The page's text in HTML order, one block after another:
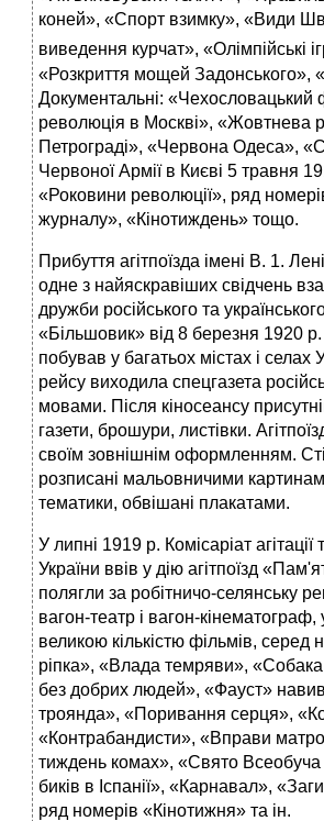
коней», «Спорт взимку», «Види
виведення курчат», «Олімпійські
«Розкриття мощей Задонського»,
Документальні:
революція в Москві», «Жовтнева
Петрограді», «Червона Одеса»,
Червоної Армії в Києві 5 травня
«Роковини революції», ряд
журналу», «Кінотиждень» тощо.
Прибуття агітпоїзда імені В. 1.
одне з найяскравіших свідчень
дружби російського та
«Більшовик» від 8 березня 1920
побував у багатьох містах і селах
рейсу виходила спецгазета
мовами. Після кіносеансу
газети, брошури, листівки.
своїм зовнішнім оформленням.
розписані мальовничими
тематики, обвішані плакатами.
У липні 1919 р. Комісаріат
України ввів у дію агітпоїзд
полягли за робітничо-селянську
вагон-театр і вагон-
великою кількістю фільмів, серед
ріпка», «Влада темряви»,
без добрих людей», «Фауст»
троянда», «Поривання серця»,
«Контрабандисти», «Вправи
тиждень комах», «Свято Всеобуча
биків в Іспанії», «Карнавал»,
ряд номерів «Кінотижня» та ін.